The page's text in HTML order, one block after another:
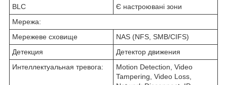
BLC
Є настроювані зони
Мережа:
Мережеве сховище
NAS (NFS, SMB/CIFS)
Детекция
Детектор движения
Интеллектуальная тревога:
Motion Detection, Video
Tampering, Video Loss,